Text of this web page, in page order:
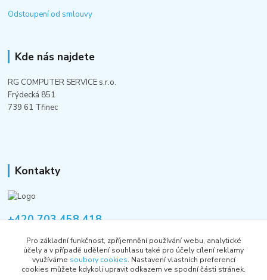
Odstoupení od smlouvy
Kde nás najdete
RG COMPUTER SERVICE s.r.o.
Frýdecká 851
739 61 Třinec
Kontakty
+420 703 458 418
informace@rgshop.cz
Pro základní funkčnost, zpříjemnění používání webu, analytické
účely a v případě udělení souhlasu také pro účely cílení reklamy
využíváme soubory cookies. Nastavení vlastních preferencí
cookies můžete kdykoli upravit odkazem ve spodní části stránek.